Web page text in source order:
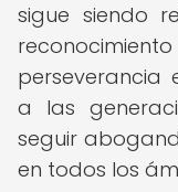
sigue siendo
perseverancia
a las
seguir
en todos los